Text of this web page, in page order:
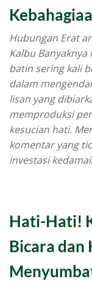
Hubungan Erat
Kalbu
batin sering kali
dalam
lisan yang
memproduksi
kesucian hati.
komentar yang
investasi
Hati-Hati!
Bicara dan